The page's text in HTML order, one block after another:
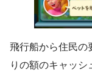
飛行船から住民の
りの額のキャッシ